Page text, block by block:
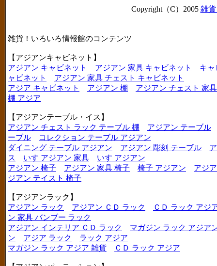
Copyright（C）2005 雑
雑貨！いろいろ情報館のコンテンツ
【アジアンキャビネット】
アジアン キャビネット
アジアン 家具 キャビネット
キャ
ャビネット
アジアン 家具 チェスト キャビネット
アジア キャビネット
アジアン 棚
アジアン チェスト 家
棚 アジア
【アジアンテーブル・イス】
アジアン チェスト ラック テーブル 棚
アジアン テーブル
ーブル
コレクション テーブル アジアン
ダイニング テーブル アジアン
アジアン 彫刻 テーブル
ス
いす アジアン 家具
いす アジアン
アジアン 椅子
アジアン 家具 椅子 椅子 アジアン
アジ
ジアン テイスト 椅子
【アジアンラック】
アジアン ラック
アジアン ＣＤ ラック
ＣＤ ラック アジ
ン 家具 バンブー ラック
アジアン インテリア ＣＤ ラック
マガジン ラック アジア
ン
アジア ラック
ラック アジア
マガジン ラック アジア 雑貨
ＣＤ ラック アジア